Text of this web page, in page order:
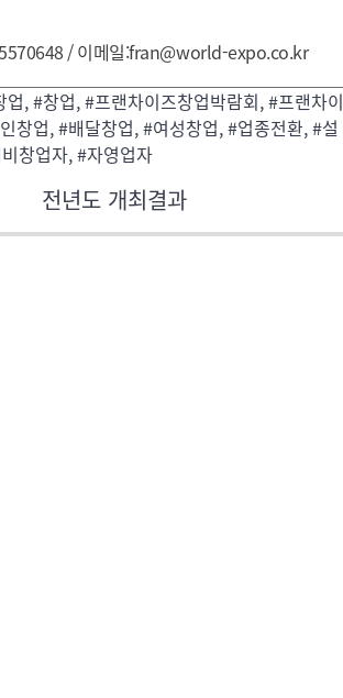
/ 이메일:fran@world-expo.co.kr
, #창업, #프랜차이즈창업박람회, #프랜차이
창업, #배달창업, #여성창업, #업종전환, #설
창업자, #자영업자
전년도 개최결과